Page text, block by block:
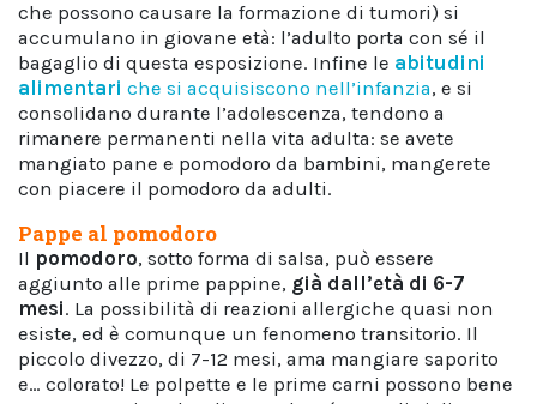
che possono causare la formazione di tumori) si
accumulano in giovane età: l’adulto porta con sé il
bagaglio di questa esposizione. Infine le abitudini
alimentari che si acquisiscono nell’infanzia, e si
consolidano durante l’adolescenza, tendono a
rimanere permanenti nella vita adulta: se avete
mangiato pane e pomodoro da bambini, mangerete
con piacere il pomodoro da adulti.
Pappe al pomodoro
Il pomodoro, sotto forma di salsa, può essere
aggiunto alle prime pappine, già dall’età di 6-7
mesi. La possibilità di reazioni allergiche quasi non
esiste, ed è comunque un fenomeno transitorio. Il
piccolo divezzo, di 7-12 mesi, ama mangiare saporito
e… colorato! Le polpette e le prime carni possono bene